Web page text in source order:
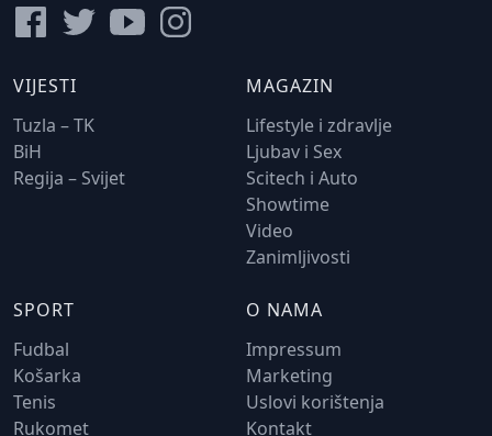
VIJESTI
Tuzla – TK
BiH
Regija – Svijet
MAGAZIN
Lifestyle i zdravlje
Ljubav i Sex
Scitech i Auto
Showtime
Video
Zanimljivosti
SPORT
Fudbal
Košarka
Tenis
Rukomet
O NAMA
Impressum
Marketing
Uslovi korištenja
Kontakt